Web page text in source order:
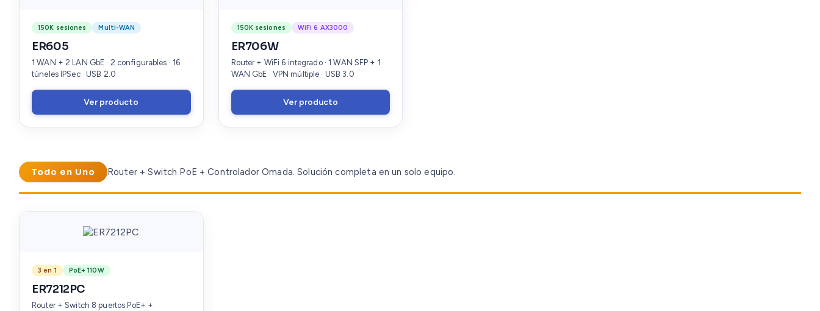
150K sesiones Multi-WAN
ER605
1 WAN + 2 LAN GbE · 2 configurables · 16
túneles IPSec · USB 2.0
Ver producto
150K sesiones WiFi 6 AX3000
ER706W
Router + WiFi 6 integrado · 1 WAN SFP + 1
WAN GbE · VPN múltiple · USB 3.0
Ver producto
Todo en Uno Router + Switch PoE + Controlador Omada. Solución completa en un solo equipo.
3 en 1 PoE+ 110W
ER7212PC
Router + Switch 8 puertos PoE+ +